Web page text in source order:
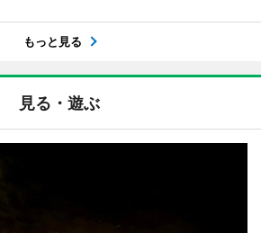
もっと見る
見る・遊ぶ